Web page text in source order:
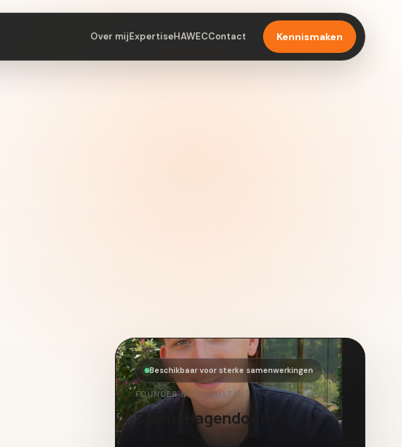
Over mijExpertiseHAWECContact Kennismaken
Beschikbaar voor sterke samenwerkingen
FOUNDER & CONSULTANT
Sjoerd Hagendoorn